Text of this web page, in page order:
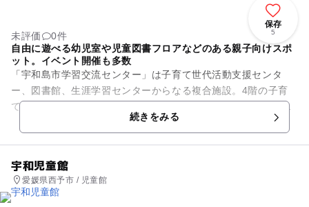
保存
5
未評価
0件
自由に遊べる幼児室や児童図書フロアなどのある親子向けスポ
ット。イベント開催も多数
「宇和島市学習交流センター」は子育て世代活動支援センタ
ー、図書館、生涯学習センターからなる複合施設。4階の子育
て世代活動支援センターには、幼児室や屋外遊技場があり、親
子連れが自由に遊ぶことができ...
続きをみる
宇和児童館
愛媛県西予市 / 児童館